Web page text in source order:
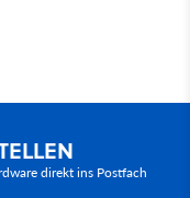
direkt ins Postfach